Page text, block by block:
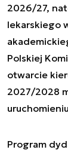
2026/27,
lekarskiego
Polskiej
otwarcie
2027/2028
Program